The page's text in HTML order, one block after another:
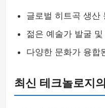
글로벌 히트곡 생산
젊은 예술가 발굴 및
다양한 문화가 융합
최신 테크놀로지